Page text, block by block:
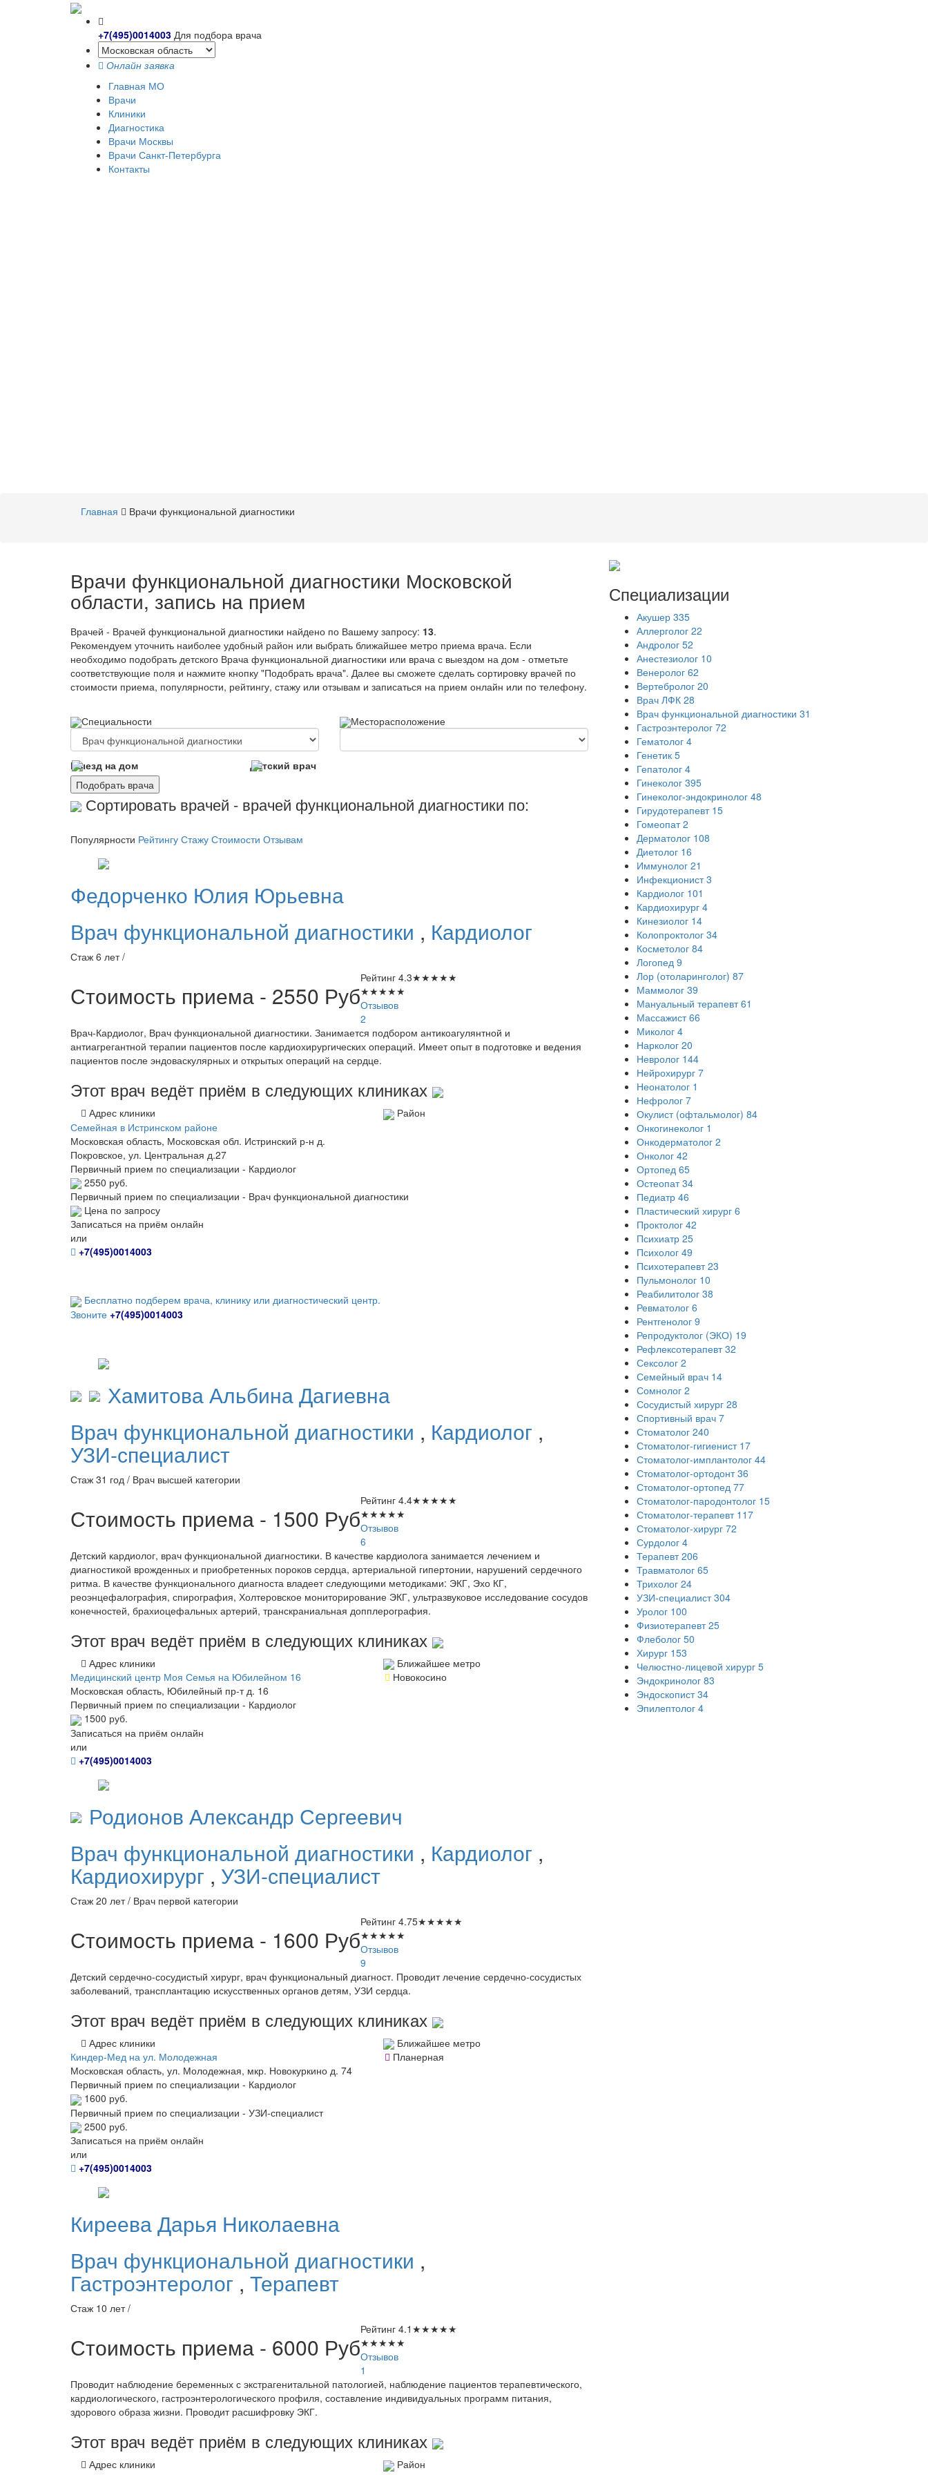
+7(495)0014003 Для подбора врача
Онлайн заявка
Главная МО
Врачи
Клиники
Диагностика
Врачи Москвы
Врачи Санкт-Петербурга
Контакты
Главная Врачи функциональной диагностики
Врачи функциональной диагностики Московской
области, запись на прием
Врачей - Врачей функциональной диагностики найдено по Вашему запросу: 13.
Рекомендуем уточнить наиболее удобный район или выбрать ближайшее метро приема врача. Если
необходимо подобрать детского Врача функциональной диагностики или врача с выездом на дом - отметьте
соответствующие поля и нажмите кнопку "Подобрать врача". Далее вы сможете сделать сортировку врачей по
стоимости приема, популярности, рейтингу, стажу или отзывам и записаться на прием онлайн или по телефону.
Специальности Месторасположение
Выезд на дом
Детский врач
Подобрать врача
Сортировать врачей - врачей функциональной диагностики по:
Популярности Рейтингу Стажу Стоимости Отзывам
Федорченко Юлия Юрьевна
Врач функциональной диагностики , Кардиолог
Стаж 6 лет /
Стоимость приема - 2550 Руб
Рейтинг 4.3★★★★★
★★★★★
Отзывов
2
Врач-Кардиолог, Врач функциональной диагностики. Занимается подбором антикоагулянтной и
антиагрегантной терапии пациентов после кардиохирургических операций. Имеет опыт в подготовке и ведения
пациентов после эндоваскулярных и открытых операций на сердце.
Этот врач ведёт приём в следующих клиниках
Адрес клиники
Район
Семейная в Истринском районе
Московская область, Московская обл. Истринский р-н д.
Покровское, ул. Центральная д.27
Первичный прием по специализации - Кардиолог
2550 руб.
Первичный прием по специализации - Врач функциональной диагностики
Цена по запросу
Записаться на приём онлайн
или
+7(495)0014003
Бесплатно подберем врача, клинику или диагностический центр.
Звоните +7(495)0014003
ХамитоваАльбина Дагиевна
Врач функциональной диагностики , Кардиолог ,
УЗИ-специалист
Стаж 31 год / Врач высшей категории
Стоимость приема - 1500 Руб
Рейтинг 4.4★★★★★
★★★★★
Отзывов
6
Детский кардиолог, врач функциональной диагностики. В качестве кардиолога занимается лечением и
диагностикой врожденных и приобретенных пороков сердца, артериальной гипертонии, нарушений сердечного
ритма. В качестве функционального диагноста владеет следующими методиками: ЭКГ, Эхо КГ,
реоэнцефалография, спирография, Холтеровское мониторирование ЭКГ, ультразвуковое исследование сосудов
конечностей, брахиоцефальных артерий, транскраниальная допплерография.
Этот врач ведёт приём в следующих клиниках
Адрес клиники
Ближайшее метро
Медицинский центр Моя Семья на Юбилейном 16
Московская область, Юбилейный пр-т д. 16
Новокосино
Первичный прием по специализации - Кардиолог
1500 руб.
Записаться на приём онлайн
или
+7(495)0014003
Родионов Александр Сергеевич
Врач функциональной диагностики , Кардиолог ,
Кардиохирург , УЗИ-специалист
Стаж 20 лет / Врач первой категории
Стоимость приема - 1600 Руб
Рейтинг 4.75★★★★★
★★★★★
Отзывов
9
Детский сердечно-сосудистый хирург, врач функциональный диагност. Проводит лечение сердечно-сосудистых
заболеваний, трансплантацию искусственных органов детям, УЗИ сердца.
Этот врач ведёт приём в следующих клиниках
Адрес клиники
Ближайшее метро
Киндер-Мед на ул. Молодежная
Московская область, ул. Молодежная, мкр. Новокуркино д. 74
Планерная
Первичный прием по специализации - Кардиолог
1600 руб.
Первичный прием по специализации - УЗИ-специалист
2500 руб.
Записаться на приём онлайн
или
+7(495)0014003
КирееваДарья Николаевна
Врач функциональной диагностики ,
Гастроэнтеролог , Терапевт
Стаж 10 лет /
Стоимость приема - 6000 Руб
Рейтинг 4.1 ★★★★★
★★★★★
Отзывов
1
Проводит наблюдение беременных с экстрагенитальной патологией, наблюдение пациентов терапевтического,
кардиологического, гастроэнтерологического профиля, составление индивидуальных программ питания,
здорового образа жизни. Проводит расшифровку ЭКГ.
Этот врач ведёт приём в следующих клиниках
Адрес клиники
Район
Специализации
Акушер 335
Аллерголог 22
Андролог 52
Анестезиолог 10
Венеролог 62
Вертебролог 20
Врач ЛФК 28
Врач функциональной диагностики 31
Гастроэнтеролог 72
Гематолог 4
Генетик 5
Гепатолог 4
Гинеколог 395
Гинеколог-эндокринолог 48
Гирудотерапевт 15
Гомеопат 2
Дерматолог 108
Диетолог 16
Иммунолог 21
Инфекционист 3
Кардиолог 101
Кардиохирург 4
Кинезиолог 14
Колопроктолог 34
Косметолог 84
Логопед 9
Лор (отоларинголог) 87
Маммолог 39
Мануальный терапевт 61
Массажист 66
Миколог 4
Нарколог 20
Невролог 144
Нейрохирург 7
Неонатолог 1
Нефролог 7
Окулист (офтальмолог) 84
Онкогинеколог 1
Онкодерматолог 2
Онколог 42
Ортопед 65
Остеопат 34
Педиатр 46
Пластический хирург 6
Проктолог 42
Психиатр 25
Психолог 49
Психотерапевт 23
Пульмонолог 10
Реабилитолог 38
Ревматолог 6
Рентгенолог 9
Репродуктолог (ЭКО) 19
Рефлексотерапевт 32
Сексолог 2
Семейный врач 14
Сомнолог 2
Сосудистый хирург 28
Спортивный врач 7
Стоматолог 240
Стоматолог-гигиенист 17
Стоматолог-имплантолог 44
Стоматолог-ортодонт 36
Стоматолог-ортопед 77
Стоматолог-пародонтолог 15
Стоматолог-терапевт 117
Стоматолог-хирург 72
Сурдолог 4
Терапевт 206
Травматолог 65
Трихолог 24
УЗИ-специалист 304
Уролог 100
Физиотерапевт 25
Флеболог 50
Хирург 153
Челюстно-лицевой хирург 5
Эндокринолог 83
Эндоскопист 34
Эпилептолог 4